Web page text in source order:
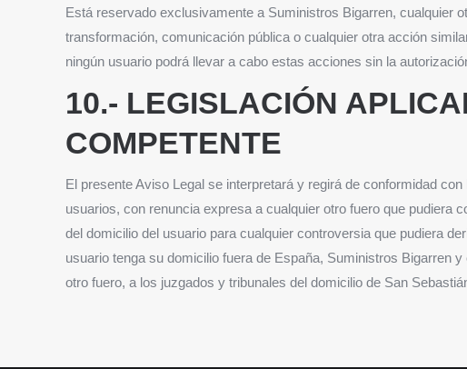
Está reservado exclusivamente a Suministros Bigarren, cualquier
transformación, comunicación pública o cualquier otra acción
ningún usuario podrá llevar a cabo estas acciones sin la
10.- LEGISLACIÓN
COMPETENTE
El presente Aviso Legal se interpretará y regirá de conformidad
usuarios, con renuncia expresa a cualquier otro fuero que pudiera
del domicilio del usuario para cualquier controversia que pudiera
usuario tenga su domicilio fuera de España, Suministros Bigarren
otro fuero, a los juzgados y tribunales del domicilio de San